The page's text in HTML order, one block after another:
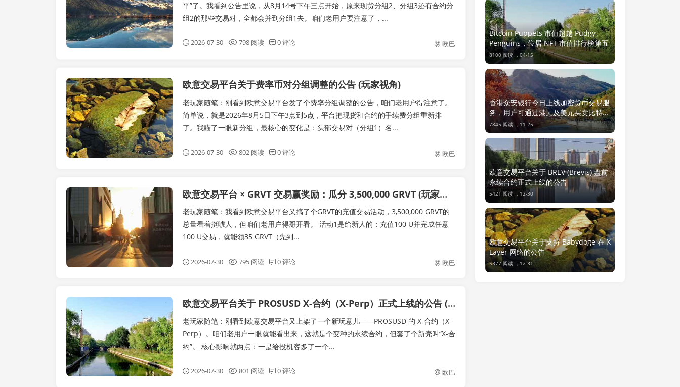
平”了。我看到公告里说，从8月14号下午三点开始，原来现货分组2、分组3还有合约分
组2的那些交易对，全都会并到分组1去。咱们老用户要注意了，...
2026-07-30 798 阅读 0 评论 欧巴
公告
欧意交易平台关于费率币对分组调整的公告 (玩家视角)
老玩家随笔：刚看到欧意交易平台发了个费率分组调整的公告，咱们老用户得注意了。
简单说，就是2026年8月5日下午3点到5点，平台把现货和合约的手续费分组重新排
了。我瞄了一眼新分组，最核心的变化是：头部交易对（分组1）名...
2026-07-30 802 阅读 0 评论 欧巴
公告 欧意交易平台 × GRVT 交易赢奖励：瓜分 3,500,000 GRVT (玩家视角)
老玩家随笔：我看到欧意交易平台又搞了个GRVT的充值交易活动，3,500,000 GRVT的
总量看着挺唬人，但咱们老用户得掰开看。 活动1是给新人的：充值100 U并完成任意
100 U交易，就能领35 GRVT（先到...
2026-07-30 795 阅读 0 评论 欧巴
公告 欧意交易平台关于 PROSUSD X-合约（X-Perp）正式上线的公告 (玩家视角)
老玩家随笔：刚看到欧意交易平台又上架了一个新玩意儿——PROSUSD 的 X-合约（X-
Perp）。咱们老用户一眼就能看出来，这就是个变种的永续合约，但套了个新壳叫“X-合
约”。 核心影响就两点：一是给投机客多了一个...
2026-07-30 801 阅读 0 评论 欧巴
Bitcoin Puppets 市值超越 Pudgy
Penguins，位居 NFT 市值排行榜第五
8100 阅读 ， 04-15
香港众安银行今日上线加密货币交易服
务，用户可通过港元及美元买卖比特币
和以太坊
7845 阅读 ， 11-25
欧意交易平台关于 BREV (Brevis) 盘前
永续合约正式上线的公告
5421 阅读 ， 12-30
欧意交易平台关于支持 Babydoge 在 X
Layer 网络的公告
5377 阅读 ， 12-31